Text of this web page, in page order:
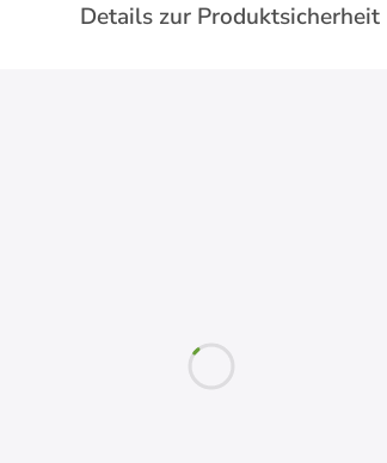
Details zur Produktsicherheit